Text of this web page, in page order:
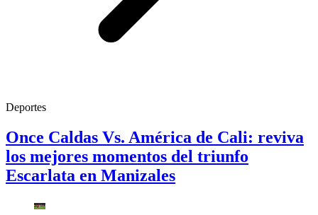
Deportes
Once Caldas Vs. América de Cali: reviva
los mejores momentos del triunfo
Escarlata en Manizales